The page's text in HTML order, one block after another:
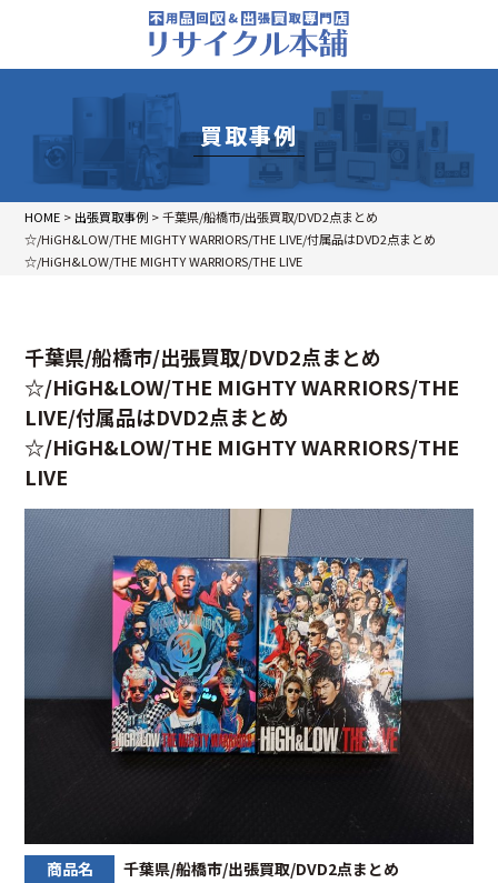
買取事例
HOME > 出張買取事例 >千葉県/船橋市/出張買取/DVD2点まとめ
☆/HiGH&LOW/THE MIGHTY WARRIORS/THE LIVE/付属品はDVD2点まとめ
☆/HiGH&LOW/THE MIGHTY WARRIORS/THE LIVE
千葉県/船橋市/出張買取/DVD2点まとめ
☆/HiGH&LOW/THE MIGHTY WARRIORS/THE
LIVE/付属品はDVD2点まとめ
☆/HiGH&LOW/THE MIGHTY WARRIORS/THE
LIVE
商品名
千葉県/船橋市/出張買取/DVD2点まとめ